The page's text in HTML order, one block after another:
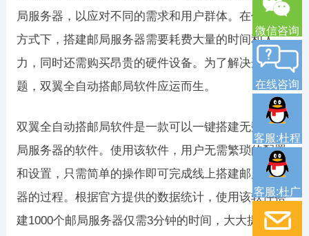
局服务器，以应对不同的需求和用户群体。在传统的
方式下，搭建邮局服务器需要耗费大量的时间和人
力，同时还需购买昂贵的硬件设备。为了解决这一问
题，双翼全自动搭邮局软件应运而生。
双翼全自动搭邮局软件是一款可以一键搭建无数个邮
局服务器的软件。使用该软件，用户无需繁琐的配置
和设置，只需简单的操作即可完成线上搭建邮局服务
器的过程。根据官方提供的数据统计，使用该软件搭
建1000个邮局服务器仅需3分钟的时间，大大提高了
微信咨询
在线咨询
客服:杜程
客服:杜广